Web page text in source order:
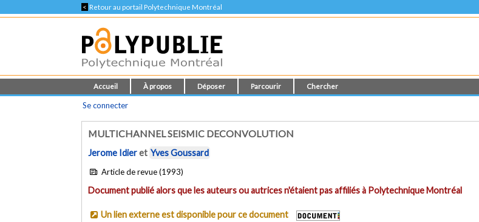
< Retour au portail Polytechnique Montréal
Accueil À propos Déposer Parcourir Chercher
Se connecter
MULTICHANNEL SEISMIC DECONVOLUTION
Jerome Idieret Yves Goussard
Article de revue (1993)
Document publié alors que les auteurs ou autrices n'étaient pas affiliés à Polytechnique Montréal
Un lien externe est disponible pour ce document